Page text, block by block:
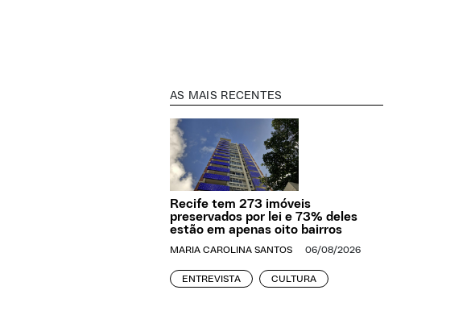
AS MAIS RECENTES
Recife tem 273 imóveis
preservados por lei e 73% deles
estão em apenas oito bairros
MARIA CAROLINA SANTOS 06/08/2026
ENTREVISTA CULTURA